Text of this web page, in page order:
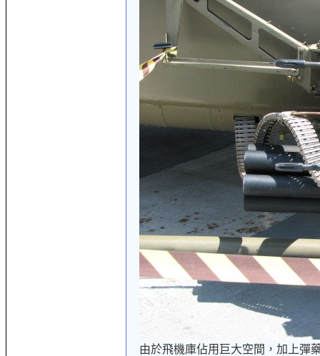
由於飛機庫佔用巨大空間，加上彈